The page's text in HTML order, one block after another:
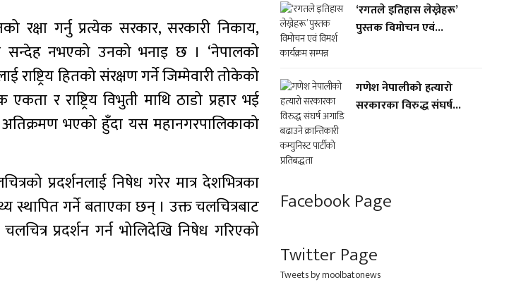
रक्षा गर्नु प्रत्येक सरकार, सरकारी निकाय,
सन्देह नभएको उनको भनाइ छ । ‘नेपालको
हितको संरक्षण गर्ने जिम्मेवारी तोकेको
र राष्ट्रिय विभुती माथि ठाडो प्रहार भई
भएको हुँदा यस महानगरपालिकाको
प्रदर्शनलाई निषेध गरेर मात्र देशभित्रका
स्थापित गर्ने बताएका छन् । उक्त चलचित्रबाट
प्रदर्शन गर्न भोलिदेखि निषेध गरिएको
‘रगतले इतिहास लेख्नेहरू’
पुस्तक विमोचन एवं...
गणेश नेपालीको हत्यारो
सरकारका विरुद्ध संघर्ष...
Facebook Page
Twitter Page
Tweets by moolbatonews